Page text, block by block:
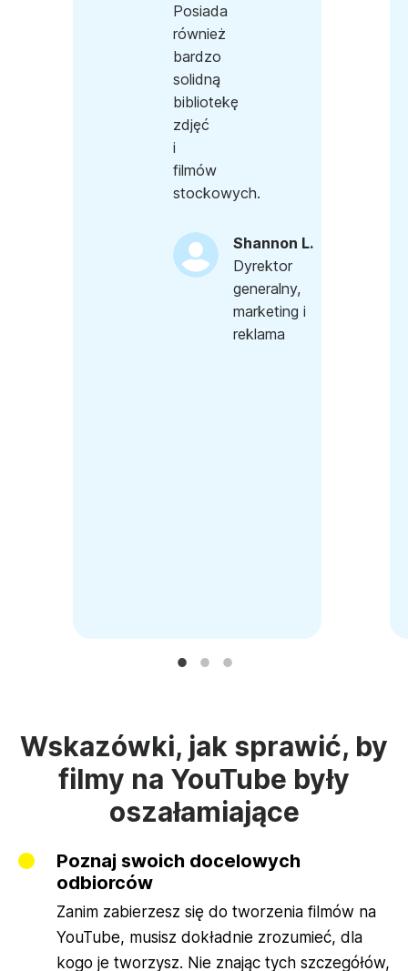
Posiada
również
bardzo
solidną
bibliotekę
zdjęć
i
filmów
stockowych.
Shannon L.
Dyrektor
generalny,
marketing i
reklama
Wskazówki, jak sprawić, by
filmy na YouTube były
oszałamiające
Poznaj swoich docelowych
odbiorców
Zanim zabierzesz się do tworzenia filmów na
YouTube, musisz dokładnie zrozumieć, dla
kogo je tworzysz. Nie znając tych szczegółów,